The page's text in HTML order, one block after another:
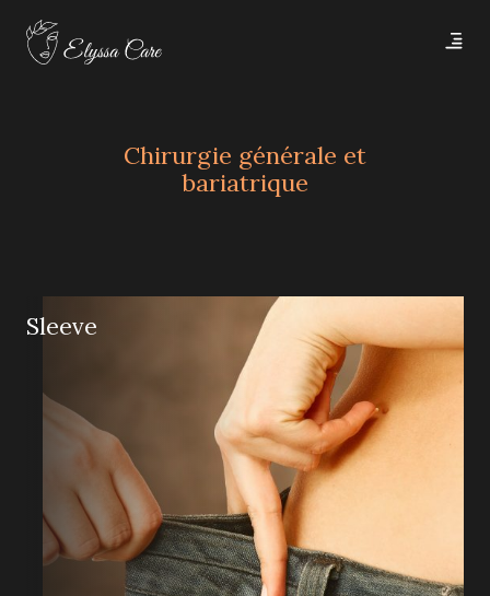
Chirurgie générale et
bariatrique
Sleeve